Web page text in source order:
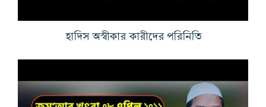
হাদিস অস্বীকার কারীদের পরিনিতি